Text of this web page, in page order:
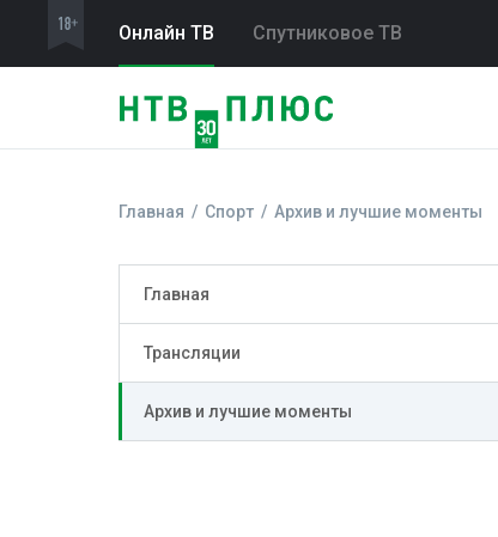
Онлайн ТВ Спутниковое ТВ
Главная Спорт Архив и лучшие моменты
Главная
Трансляции
Архив и лучшие моменты